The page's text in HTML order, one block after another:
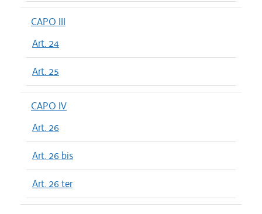
CAPO III
Art. 24
Art. 25
CAPO IV
Art. 26
Art. 26 bis
Art. 26 ter